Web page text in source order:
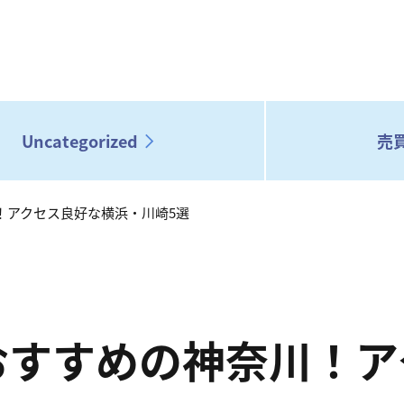
Uncategorized 売
クセス良好な横浜・川崎5選
すめの神奈川！